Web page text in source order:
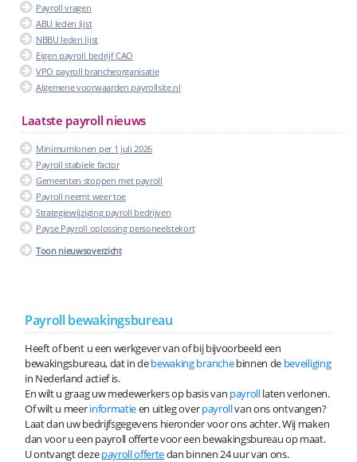
Payroll vragen
ABU leden lijst
NBBU leden lijst
Eigen payroll bedrijf CAO
VPO payroll brancheorganisatie
Algemene voorwaarden payrollsite.nl
Laatste payroll nieuws
Minimumlonen per 1 juli 2026
Payroll stabiele factor
Gemeenten stoppen met payroll
Payroll neemt weer toe
Strategiewijziging payroll bedrijven
Payse Payroll oplossing personeelstekort
Toon nieuwsoverzicht
Payroll bewakingsbureau
Heeft of bent u een werkgever van of bij bijvoorbeeld een
bewakingsbureau, dat in debewaking branchebinnen de beveiliging
in Nederland actief is.
En wilt u graag uw medewerkers op basis van payrolllaten verlonen.
Of wilt u meerinformatieen uitleg overpayrollvan ons ontvangen?
Laat dan uw bedrijfsgegevens hieronder voor ons achter. Wij maken
dan voor u een payroll offerte voor een bewakingsbureau op maat.
U ontvangt dezepayroll offertedan binnen 24 uur van ons.